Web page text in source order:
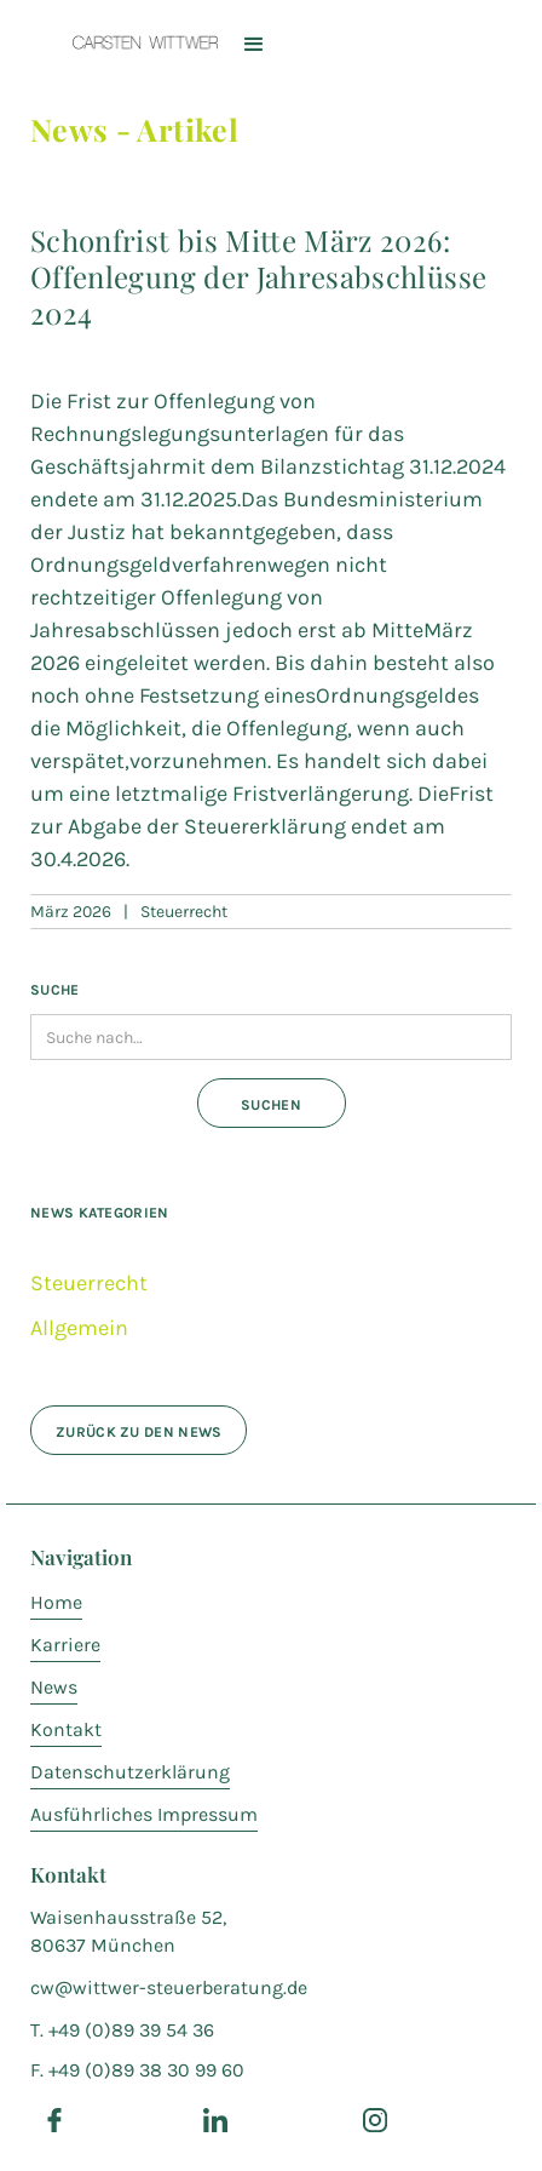
News - Artikel
Schonfrist bis Mitte März 2026:
Offenlegung der Jahresabschlüsse
2024
Die Frist zur Offenlegung von
Rechnungslegungsunterlagen für das
Geschäftsjahrmit dem Bilanzstichtag 31.12.2024
endete am 31.12.2025.Das Bundesministerium
der Justiz hat bekanntgegeben, dass
Ordnungsgeldverfahrenwegen nicht
rechtzeitiger Offenlegung von
Jahresabschlüssen jedoch erst ab MitteMärz
2026 eingeleitet werden. Bis dahin besteht also
noch ohne Festsetzung einesOrdnungsgeldes
die Möglichkeit, die Offenlegung, wenn auch
verspätet,vorzunehmen. Es handelt sich dabei
um eine letztmalige Fristverlängerung. DieFrist
zur Abgabe der Steuererklärung endet am
30.4.2026.
März 2026 | Steuerrecht
SUCHE
NEWS KATEGORIEN
Steuerrecht
Allgemein
ZURÜCK ZU DEN NEWS
Navigation
Home
Karriere
News
Kontakt
Datenschutzerklärung
Ausführliches Impressum
Kontakt
Waisenhausstraße 52,
80637 München
cw@wittwer-steuerberatung.de
T. +49 (0)89 39 54 36
F. +49 (0)89 38 30 99 60